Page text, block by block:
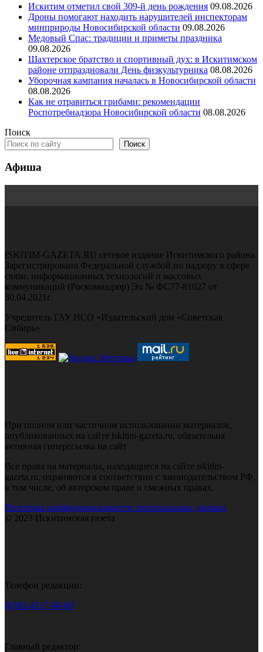
Искитим отметил свой 309-й день рождения 09.08.2026
Дроны помогают находить нарушителей инспекторам
минприроды Новосибирской области 09.08.2026
Медовый Спас: традиции и приметы праздника
09.08.2026
Шахтерское братство и спортивный дух: в Искитимском
районе отпраздновали День физкультурника 08.08.2026
Уборочная кампания началась в Новосибирской области
08.08.2026
Как не отравиться грибами: рекомендации
Роспотребнадзора Новосибирской области 08.08.2026
Поиск
Поиск
Афиша
ISKITIM-GAZETA.RU сетевое издание Искитимского района.
Зарегистрировано Федеральной службой по надзору в сфере
связи, информационных технологий и массовых
коммуникаций (Роскомнадзор) Эл № ФС77-81027 от
30.04.2021г.
Учредитель ГАУ НСО «Издательский дом «Советская
Сибирь»
При полном или частичном использовании материалов,
опубликованных на сайте iskitim-gazeta.ru, обязательна
активная гиперссылка на сайт
Все права на материалы, находящиеся на сайте iskitim-
gazeta.ru, охраняются в соответствии с законодательством РФ,
в том числе, об авторском праве и смежных правах.
Политика конфиденциальности персональных данных
© 2023 Искитимская газета
Телефон редакции:
8(383-43) 7-90-60
Главный редактор: